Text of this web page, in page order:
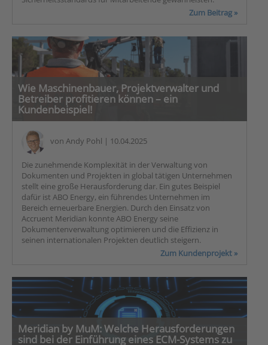
Zum Beitrag »
Wie Maschinenbauer, Projektverwalter und
Betreiber profitieren können – ein
Kundenbeispiel!
von Andy Pohl | 10.04.2025
Die zunehmende Komplexität in der Verwaltung von
Dokumenten und Projekten in global tätigen Unternehmen
stellt eine große Herausforderung dar. Ein gutes Beispiel
dafür ist ABO Energy, ein führendes Unternehmen im
Bereich erneuerbare Energien. Durch den Einsatz von
Accruent Meridian konnte ABO Energy seine
Dokumentenverwaltung optimieren und die Effizienz in
seinen internationalen Projekten deutlich steigern.
Zum Kundenprojekt »
Meridian by MuM: Welche Herausforderungen
sind bei der Einführung eines ECM-Systems zu